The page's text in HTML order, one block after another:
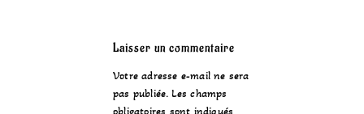
Laisser un commentaire
Votre adresse e-mail ne sera
pas publiée. Les champs
obligatoires sont indiqués